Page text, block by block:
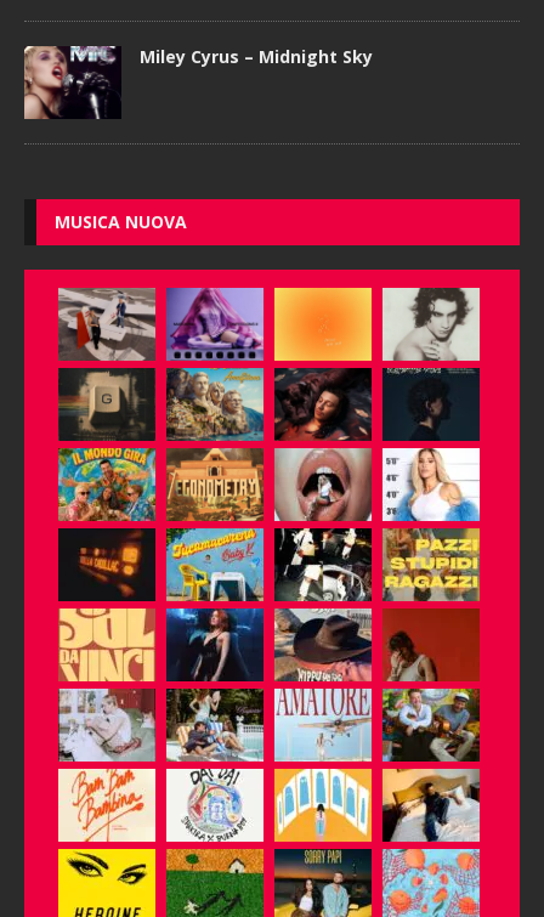
Miley Cyrus – Midnight Sky
MUSICA NUOVA